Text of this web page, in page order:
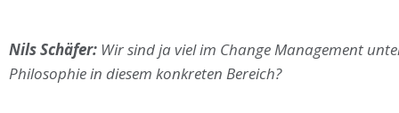
Nils Schäfer: Wir sind ja viel im Change Management
Philosophie in diesem konkreten Bereich?